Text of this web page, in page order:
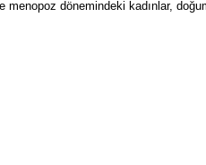
dönemindeki kadınlar,